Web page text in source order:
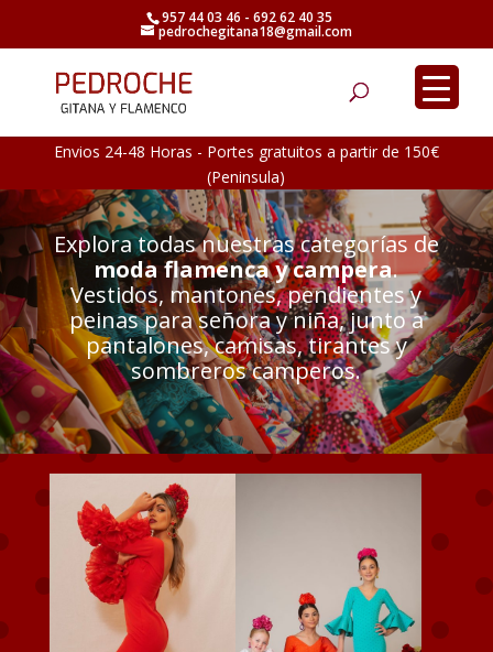
957 44 03 46 - 692 62 40 35
pedrochegitana18@gmail.com
Envios 24-48 Horas - Portes gratuitos a partir de 150€
(Peninsula)
Explora todas nuestras categorías de
moda flamenca y campera.
Vestidos, mantones, pendientes y
peinas para señora y niña, junto a
pantalones, camisas, tirantes y
sombreros camperos.